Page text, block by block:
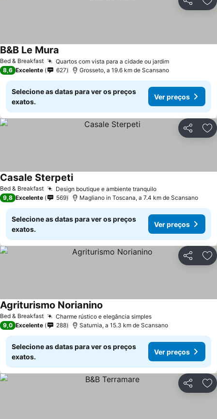
Partilhar
Bed & Breakfast Quartos com vista para a cidade ou jardim
B&B Le Mura
8,6 Excelente 627 Grosseto, a 19.6 km de Scansano
Selecione as datas para ver os preços
exatos.
Ver preços
Partilhar
Bed & Breakfast Design boutique e ambiente tranquilo
Casale Sterpeti
9,8 Excelente 569 Magliano in Toscana, a 7.4 km de Scansano
Selecione as datas para ver os preços
exatos.
Ver preços
Partilhar
Bed & Breakfast Charme rústico e elegância simples
Agriturismo Norianino
9,0 Excelente 288 Saturnia, a 15.3 km de Scansano
Selecione as datas para ver os preços
exatos.
Ver preços
Partilhar